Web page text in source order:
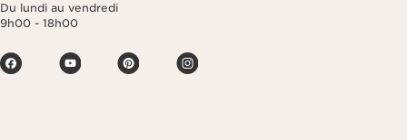
Du lundi au vendredi
9h00 - 18h00